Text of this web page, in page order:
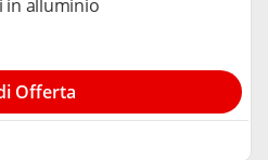
in alluminio
Offerta